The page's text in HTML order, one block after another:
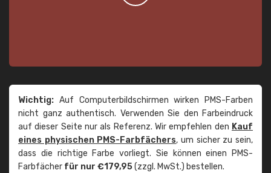
Wichtig: Auf Computerbildschirmen wirken PMS-Farben
nicht ganz authentisch. Verwenden Sie den Farbeindruck
auf dieser Seite nur als Referenz. Wir empfehlen den Kauf
eines physischen PMS-Farbfächers, um sicher zu sein,
dass die richtige Farbe vorliegt. Sie können einen PMS-
Farbfächer für nur €179,95(zzgl. MwSt.) bestellen.